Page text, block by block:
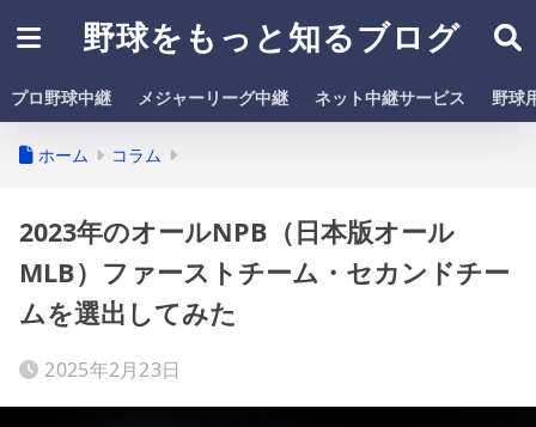
野球をもっと知るブログ
プロ野球中継 メジャーリーグ中継 ネット中継サービス 野球
ホーム コラム
2023年のオールNPB（日本版オール
MLB）ファーストチーム・セカンドチー
ムを選出してみた
2025年2月23日